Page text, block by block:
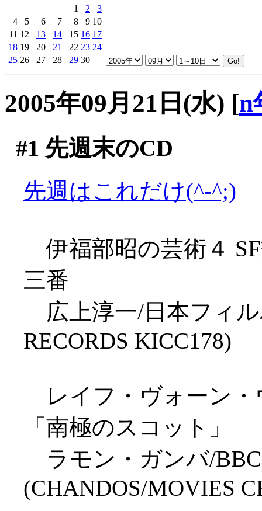
1
2
3
4
5 6 7 8 9 10
11 12 13 14 15 16 17
18 19 20 21 22 23 24
25 26 27 28 29 30
2005年09月21日(水) [n
#1 先週末のCD
先週はこれだけ(^-^;)
伊福部昭の芸術４
三番
広上淳一/日本フィ
RECORDS KICC178)
レイフ・ヴォーン
「南極のスコット」
ラモン・ガンバ/
(CHANDOS/MOVIES